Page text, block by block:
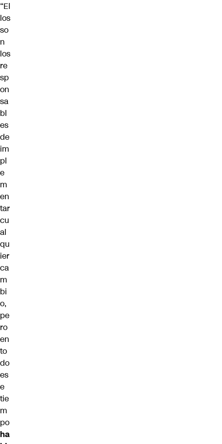
“El
los
so
n
los
re
sp
on
sa
bl
es
de
im
pl
e
m
en
tar
cu
al
qu
ier
ca
m
bi
o,
pe
ro
en
to
do
es
e
tie
m
po
ha